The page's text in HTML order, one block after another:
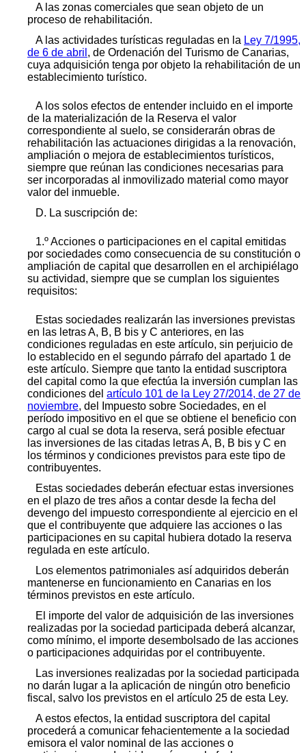
A las zonas comerciales que sean objeto de un
proceso de rehabilitación.
A las actividades turísticas reguladas en la Ley 7/1995,
de 6 de abril , de Ordenación del Turismo de Canarias,
cuya adquisición tenga por objeto la rehabilitación de un
establecimiento turístico.
A los solos efectos de entender incluido en el importe
de la materialización de la Reserva el valor
correspondiente al suelo, se considerarán obras de
rehabilitación las actuaciones dirigidas a la renovación,
ampliación o mejora de establecimientos turísticos,
siempre que reúnan las condiciones necesarias para
ser incorporadas al inmovilizado material como mayor
valor del inmueble.
D. La suscripción de:
1.º Acciones o participaciones en el capital emitidas
por sociedades como consecuencia de su constitución o
ampliación de capital que desarrollen en el archipiélago
su actividad, siempre que se cumplan los siguientes
requisitos:
Estas sociedades realizarán las inversiones previstas
en las letras A, B, B bis y C anteriores, en las
condiciones reguladas en este artículo, sin perjuicio de
lo establecido en el segundo párrafo del apartado 1 de
este artículo. Siempre que tanto la entidad suscriptora
del capital como la que efectúa la inversión cumplan las
condiciones del artículo 101 de la Ley 27/2014, de 27 de
noviembre, del Impuesto sobre Sociedades, en el
período impositivo en el que se obtiene el beneficio con
cargo al cual se dota la reserva, será posible efectuar
las inversiones de las citadas letras A, B, B bis y C en
los términos y condiciones previstos para este tipo de
contribuyentes.
Estas sociedades deberán efectuar estas inversiones
en el plazo de tres años a contar desde la fecha del
devengo del impuesto correspondiente al ejercicio en el
que el contribuyente que adquiere las acciones o las
participaciones en su capital hubiera dotado la reserva
regulada en este artículo.
Los elementos patrimoniales así adquiridos deberán
mantenerse en funcionamiento en Canarias en los
términos previstos en este artículo.
El importe del valor de adquisición de las inversiones
realizadas por la sociedad participada deberá alcanzar,
como mínimo, el importe desembolsado de las acciones
o participaciones adquiridas por el contribuyente.
Las inversiones realizadas por la sociedad participada
no darán lugar a la aplicación de ningún otro beneficio
fiscal, salvo los previstos en el artículo 25 de esta Ley.
A estos efectos, la entidad suscriptora del capital
procederá a comunicar fehacientemente a la sociedad
emisora el valor nominal de las acciones o